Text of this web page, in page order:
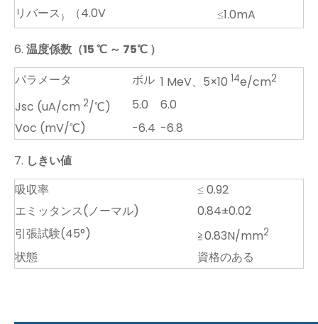
リバース ） （4.0V ≤1.0mA
6. 温度係数（15℃ ～ 75℃ ）
パラメータ
ボル 1 MeV、5×10 14e/cm2
Jsc (uA/cm 2/℃) 5.0
6.0
Voc (mV/℃)
-6.4 -6.8
7. しきい値
吸収率
≤ 0.92
エミッタンス(ノーマル)
0.84±0.02
引張試験(45°)
≧0.83N/mm2
状態 資格のある